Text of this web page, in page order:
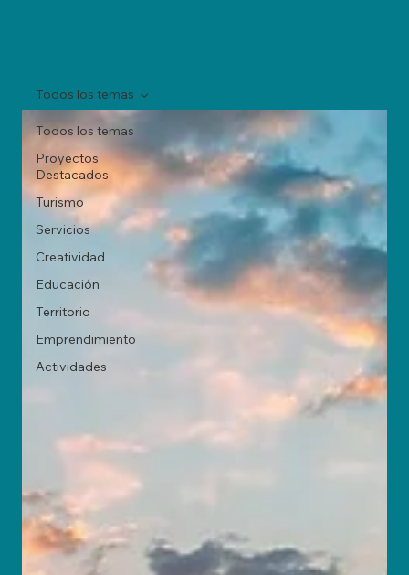
Todos los temas
Proyectos
Destacados
Turismo
Servicios
Creatividad
Educación
Territorio
Emprendimiento
Actividades
Todos los temas